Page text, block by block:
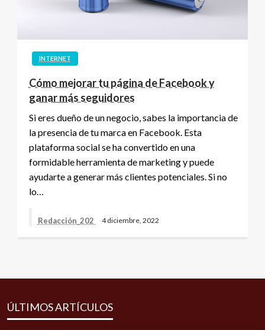
INTERNET
Cómo mejorar tu página de Facebook y
ganar más seguidores
Si eres dueño de un negocio, sabes la importancia de
la presencia de tu marca en Facebook. Esta
plataforma social se ha convertido en una
formidable herramienta de marketing y puede
ayudarte a generar más clientes potenciales. Si no
lo…
Redacción_202 4 diciembre, 2022
ÚLTIMOS ARTÍCULOS